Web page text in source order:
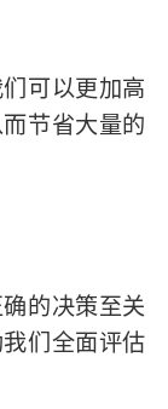
可以更加高
节省大量的
的决策至关
们全面评估